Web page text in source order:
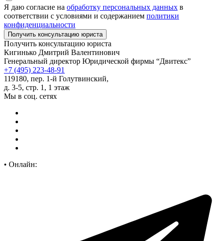
Я даю согласие на обработку персональных данных в
соответствии с условиями и содержанием политики
конфиденциальности
Получить консультацию юриста
Кигинько Дмитрий Валентинович
Генеральный директор Юридической фирмы “Двитекс”
+7 (495) 223-48-91
119180, пер. 1-й Голутвинский,
д. 3-5, стр. 1, 1 этаж
Мы в соц. сетях
• Онлайн: